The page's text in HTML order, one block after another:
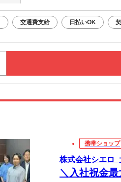
交通費支給 日払いOK
携帯ショップ
株式会社シエロ
＼入社祝金